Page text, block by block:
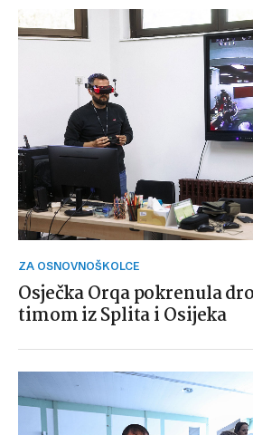
ZA OSNOVNOŠKOLCE
Osječka Orqa pokrenula
timom iz Splita i Osijeka